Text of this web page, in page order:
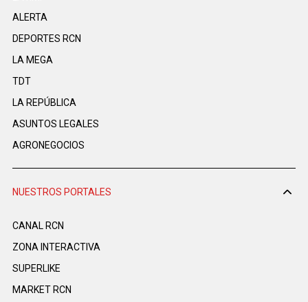
ALERTA
DEPORTES RCN
LA MEGA
TDT
LA REPÚBLICA
ASUNTOS LEGALES
AGRONEGOCIOS
NUESTROS PORTALES
CANAL RCN
ZONA INTERACTIVA
SUPERLIKE
MARKET RCN